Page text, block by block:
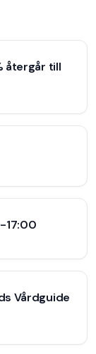
återgår till
17:00
Vårdguide